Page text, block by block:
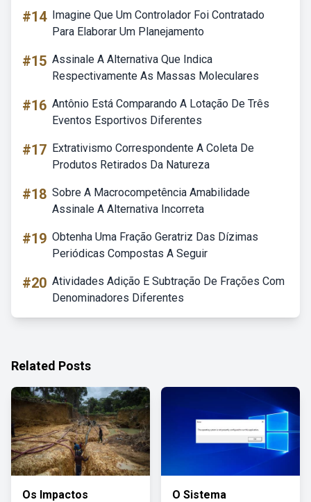
#14 Imagine Que Um Controlador Foi Contratado
Para Elaborar Um Planejamento
#15 Assinale A Alternativa Que Indica
Respectivamente As Massas Moleculares
#16 Antônio Está Comparando A Lotação De Três
Eventos Esportivos Diferentes
#17 Extrativismo Correspondente A Coleta De
Produtos Retirados Da Natureza
#18 Sobre A Macrocompetência Amabilidade
Assinale A Alternativa Incorreta
#19 Obtenha Uma Fração Geratriz Das Dízimas
Periódicas Compostas A Seguir
#20 Atividades Adição E Subtração De Frações Com
Denominadores Diferentes
Related Posts
Os Impactos
O Sistema